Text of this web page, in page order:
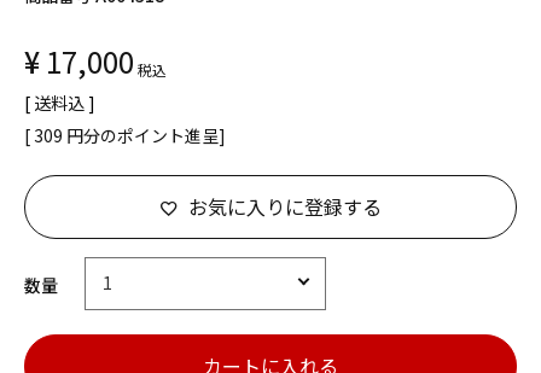
¥ 17,000 税込
送料込
[309 円分のポイント進呈]
お気に入りに登録する
カートに入れる